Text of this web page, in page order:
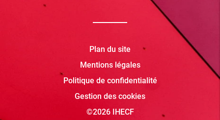
Plan du site
Mentions légales
Politique de confidentialité
Gestion des cookies
©2026 IHECF